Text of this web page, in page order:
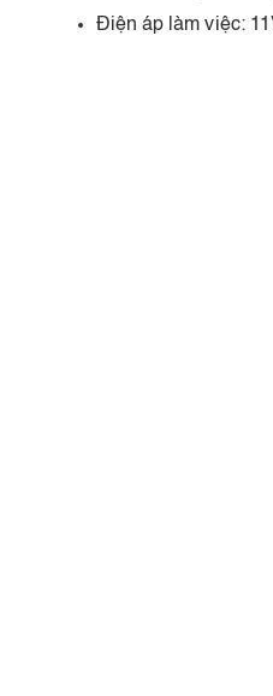
Điện áp làm việc: